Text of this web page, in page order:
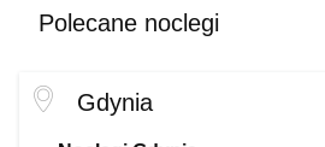
Polecane noclegi
Gdynia